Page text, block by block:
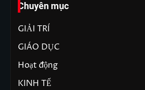
Chuyên mục
GIẢI TRÍ
GIÁO DỤC
Hoạt động
KINH TẾ